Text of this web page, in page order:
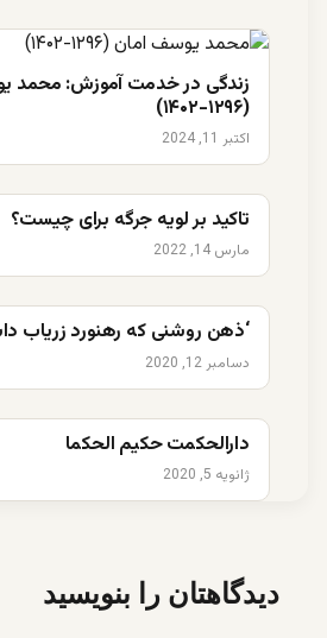
زندگی در خدمت آموزش: محمد
(۱۲۹۶-۱۴۰۲)
اکتبر 11, 2024
تاکید بر لویه جرگه برای چیست؟
مارس 14, 2022
‘ذهن روشنی که رهنورد زریاب
دسامبر 12, 2020
دارالحکمت حکیم الحکما
ژانویه 5, 2020
دیدگاهتان را بنویسید